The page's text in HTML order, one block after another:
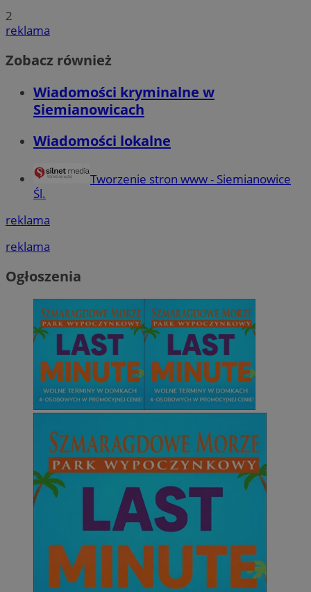
2
reklama
Zobacz również
Wiadomości kryminalne w
Siemianowicach
Wiadomości lokalne
Tworzenie stron www - Siemianowice
Śl.
reklama
reklama
Ogłoszenia